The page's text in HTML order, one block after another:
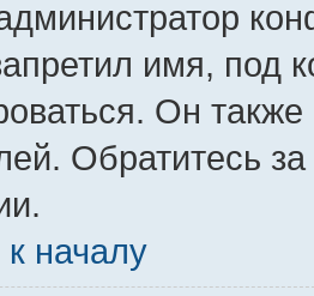
имя, под
Он
Обратитесь
началу